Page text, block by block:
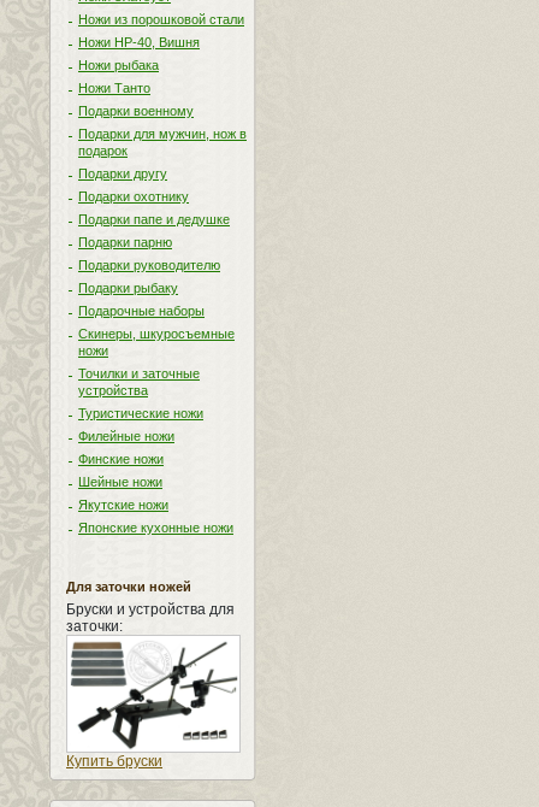
Ножи из порошковой стали
Ножи НР-40, Вишня
Ножи рыбака
Ножи Танто
Подарки военному
Подарки для мужчин, нож в
подарок
Подарки другу
Подарки охотнику
Подарки папе и дедушке
Подарки парню
Подарки руководителю
Подарки рыбаку
Подарочные наборы
Скинеры, шкуросъемные
ножи
Точилки и заточные
устройства
Туристические ножи
Филейные ножи
Финские ножи
Шейные ножи
Якутские ножи
Японские кухонные ножи
Для заточки ножей
Бруски и устройства для
заточки:
Купить бруски